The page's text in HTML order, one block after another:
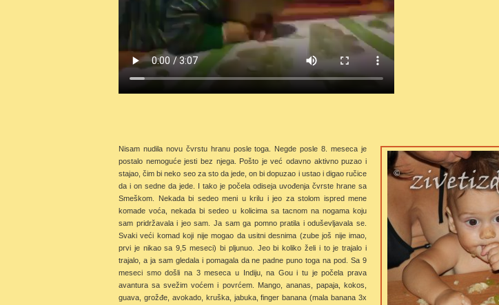
Nisam nudila novu čvrstu hranu posle toga. Negde posle 8. meseca je
postalo nemoguće jesti bez njega. Pošto je već odavno aktivno puzao i
stajao, čim bi neko seo za sto da jede, on bi dopuzao i ustao i digao ručice
da i on sedne da jede. I tako je počela odiseja uvođenja čvrste hrane sa
Smeškom. Nekada bi sedeo meni u krilu i jeo za stolom ispred mene
komade voća, nekada bi sedeo u kolicima sa tacnom na nogama koju
sam pridržavala i jeo sam. Ja sam ga pomno pratila i oduševljavala se.
Svaki veći komad koji nije mogao da usitni desnima (zube još nije imao,
prvi je nikao sa 9,5 meseci) bi pljunuo. Jeo bi koliko želi i to je trajalo i
trajalo, a ja sam gledala i pomagala da ne padne puno toga na pod. Sa 9
meseci smo došli na 3 meseca u Indiju, na Gou i tu je počela prava
avantura sa svežim voćem i povrćem. Mango, ananas, papaja, kokos,
guava, grožđe, avokado, kruška, jabuka, finger banana (mala banana 3x